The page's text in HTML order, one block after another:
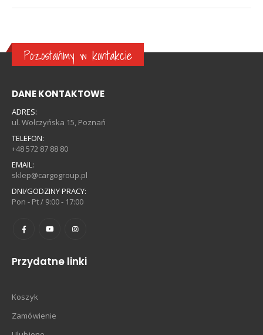
Pozostańmy w kontakcie
DANE KONTAKTOWE
ADRES:
ul. Wołczyńska 15, Poznań
TELEFON:
+48 572 87 88 80
EMAIL:
sklep@cargogroup.pl
DNI/GODZINY PRACY:
Pon - Pt / 9:00 - 17:00
Przydatne linki
Koszyk
Zamówienie